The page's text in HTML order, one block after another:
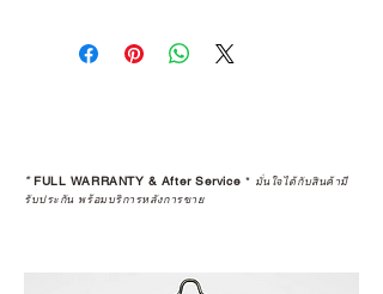
*FULL WARRANTY & After Service * มั่นใจได้กับสินค้ามี
รับประกัน พร้อมบริการหลังการขาย